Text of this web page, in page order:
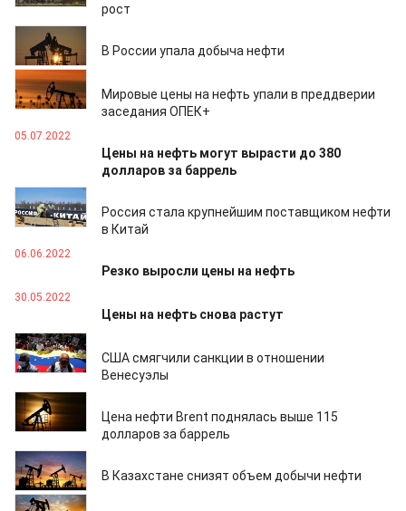
рост
16.08.2022
В России упала добыча нефти
01.08.2022
Мировые цены на нефть упали в преддверии
заседания ОПЕК+
05.07.2022
Цены на нефть могут вырасти до 380
долларов за баррель
22.06.2022
Россия стала крупнейшим поставщиком нефти
в Китай
06.06.2022
Резко выросли цены на нефть
30.05.2022
Цены на нефть снова растут
18.05.2022
США смягчили санкции в отношении
Венесуэлы
17.05.2022
Цена нефти Brent поднялась выше 115
долларов за баррель
05.04.2022
В Казахстане снизят объем добычи нефти
24.02.2022